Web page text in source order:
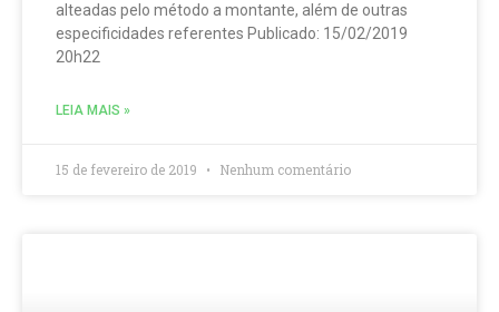
alteadas pelo método a montante, além de outras
especificidades referentes Publicado: 15/02/2019
20h22
LEIA MAIS »
15 de fevereiro de 2019 Nenhum comentário